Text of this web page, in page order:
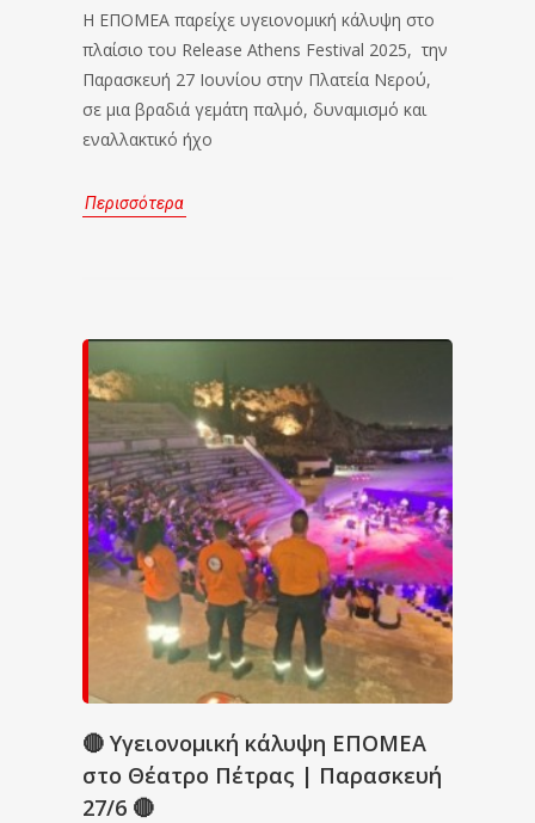
Η ΕΠΟΜΕΑ παρείχε υγειονομική κάλυψη στο
πλαίσιο του Release Athens Festival 2025, την
Παρασκευή 27 Ιουνίου στην Πλατεία Νερού,
σε μια βραδιά γεμάτη παλμό, δυναμισμό και
εναλλακτικό ήχο
Περισσότερα
🔴 Υγειονομική κάλυψη ΕΠΟΜΕΑ
στο Θέατρο Πέτρας | Παρασκευή
27/6 🔴